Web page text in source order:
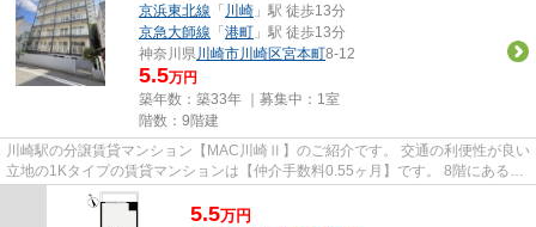
京浜東北線 「 川崎 」駅 徒歩13分
京急大師線 「 港町 」駅 徒歩13分
神奈川県川崎市川崎区宮本町8-12
5.5万円
築年数：築33年 ｜募集中： 1室
階数：9階建
川崎駅の分譲賃貸マンション【MAC川崎Ⅱ】のご紹介です。 交通の利便性が良い
立地の1Kタイプの賃貸マンションは【仲介手数料0.55ヶ月】です。 8階にある人
気の角部屋物件です！ ターミ...
5.5万円